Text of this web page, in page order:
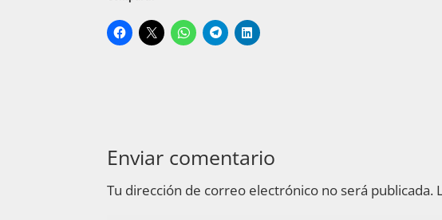
Enviar comentario
Tu dirección de correo electrónico no será publicada.